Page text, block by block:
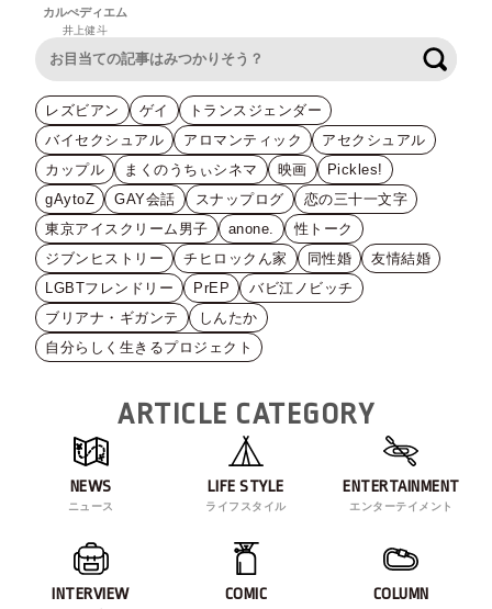
カルぺディエム
井上健斗
レズビアン ゲイ
トランスジェンダー
バイセクシュアル
アロマンティック
アセクシュアル
カップル
まくのうちぃシネマ 映画
Pickles!
gAytoZ
GAY会話 スナップログ
恋の三十一文字
東京アイスクリーム男子
anone.
性トーク
ジブンヒストリー
チヒロックん家 同性婚
友情結婚
LGBTフレンドリー
PrEP
バビ江ノビッチ
ブリアナ・ギガンテ
しんたか
自分らしく生きるプロジェクト
ARTICLE CATEGORY
NEWS
ニュース
LIFE STYLE
ライフスタイル
ENTERTAINMENT
エンターテイメント
INTERVIEW COMIC COLUMN